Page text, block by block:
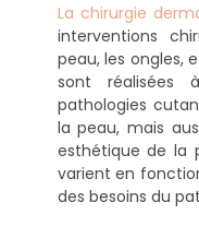
La chirurgie
interventions
peau, les ongles,
sont
pathologies
la peau, mais
esthétique de la
varient en
des besoins du